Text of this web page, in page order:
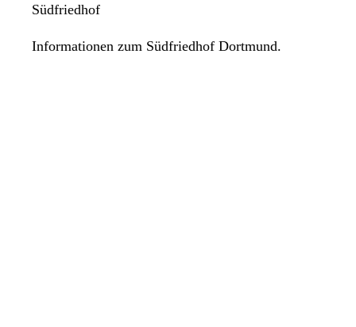
Südfriedhof
Informationen zum Südfriedhof Dortmund.